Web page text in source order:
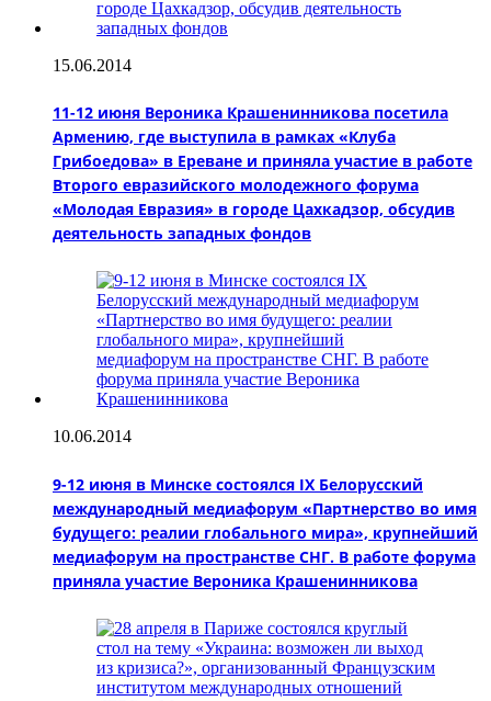
15.06.2014
11-12 июня Вероника Крашенинникова посетила
Армению, где выступила в рамках «Клуба
Грибоедова» в Ереване и приняла участие в работе
Второго евразийского молодежного форума
«Молодая Евразия» в городе Цахкадзор, обсудив
деятельность западных фондов
10.06.2014
9-12 июня в Минске состоялся IX Белорусский
международный медиафорум «Партнерство во имя
будущего: реалии глобального мира», крупнейший
медиафорум на пространстве СНГ. В работе форума
приняла участие Вероника Крашенинникова